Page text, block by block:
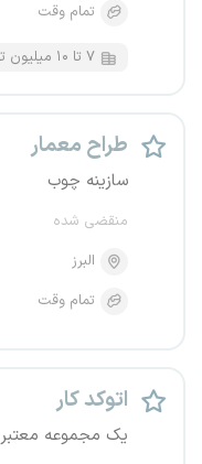
تمام وقت
۷ تا ۱۰ میلیون تومان
طراح معمار
سازینه چوب
منقضی شده
البرز
تمام وقت
اتوکد کار
یک مجموعه معتبر